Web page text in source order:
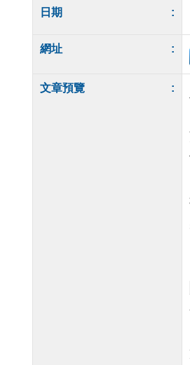
日期 :
網址 :
文章預覽 :